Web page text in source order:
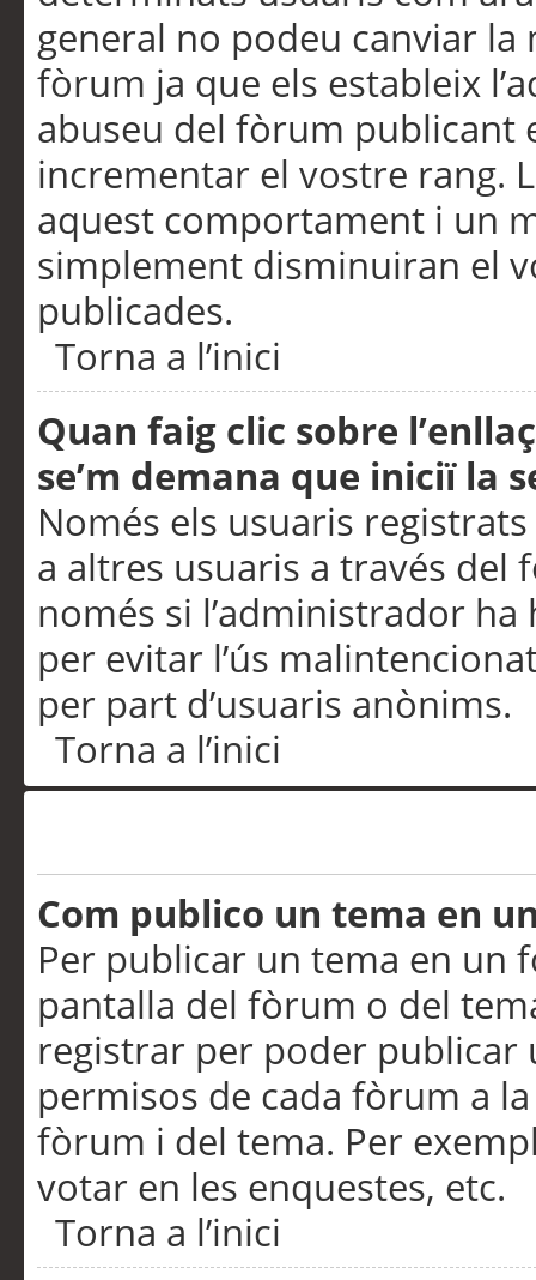
general no podeu canviar
fòrum ja que els estableix
abuseu del fòrum publicant
incrementar el vostre rang.
aquest comportament i un
simplement disminuiran el
publicades.
Torna a l’inici
Quan faig clic sobre
se’m demana que iniciï la
Només els usuaris
a altres usuaris a través
només si l’administrador
per evitar l’ús
per part d’usuaris anònims.
Torna a l’inici
Com publico un tema en
Per publicar un tema en un
pantalla del fòrum o del
registrar per poder publicar
permisos de cada fòrum a
fòrum i del tema. Per
votar en les enquestes, etc.
Torna a l’inici